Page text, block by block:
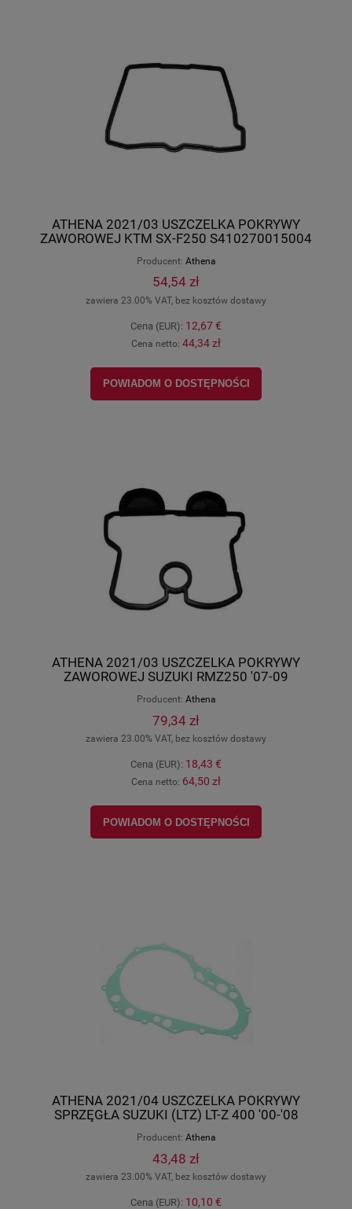
ATHENA 2021/03 USZCZELKA POKRYWY
ZAWOROWEJ KTM SX-F250 S410270015004
Producent: Athena
54,54 zł
zawiera 23.00% VAT, bez kosztów dostawy
Cena (EUR): 12,67 €
Cena netto: 44,34 zł
POWIADOM O DOSTĘPNOŚCI
ATHENA 2021/03 USZCZELKA POKRYWY
ZAWOROWEJ SUZUKI RMZ250 '07-09
Producent: Athena
79,34 zł
zawiera 23.00% VAT, bez kosztów dostawy
Cena (EUR): 18,43 €
Cena netto: 64,50 zł
POWIADOM O DOSTĘPNOŚCI
ATHENA 2021/04 USZCZELKA POKRYWY
SPRZĘGŁA SUZUKI (LTZ) LT-Z 400 '00-'08
Producent: Athena
43,48 zł
zawiera 23.00% VAT, bez kosztów dostawy
Cena (EUR): 10,10 €